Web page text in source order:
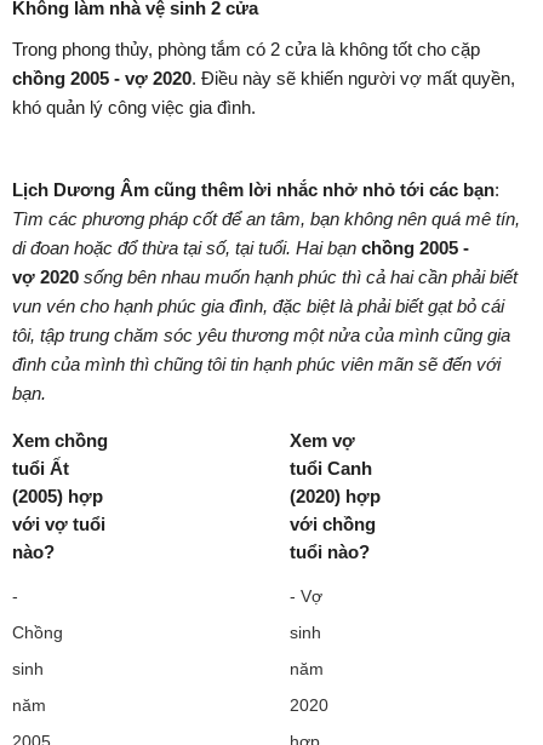
Không làm nhà vệ sinh 2 cửa
Trong phong thủy, phòng tắm có 2 cửa là không tốt cho cặp
chồng 2005 - vợ 2020. Điều này sẽ khiến người vợ mất quyền,
khó quản lý công việc gia đình.
Lịch Dương Âm cũng thêm lời nhắc nhở nhỏ tới các bạn:
Tìm các phương pháp cốt để an tâm, bạn không nên quá mê tín,
di đoan hoặc đổ thừa tại số, tại tuổi. Hai bạn chồng 2005 -
vợ 2020 sống bên nhau muốn hạnh phúc thì cả hai cần phải biết
vun vén cho hạnh phúc gia đình, đặc biệt là phải biết gạt bỏ cái
tôi, tập trung chăm sóc yêu thương một nửa của mình cũng gia
đình của mình thì chũng tôi tin hạnh phúc viên mãn sẽ đến với
bạn.
Xem chồng
tuổi Ất
(2005) hợp
với vợ tuổi
nào?
-
Chồng
sinh
năm
Xem vợ
tuổi Canh
(2020) hợp
với chồng
tuổi nào?
- Vợ
sinh
năm
2020